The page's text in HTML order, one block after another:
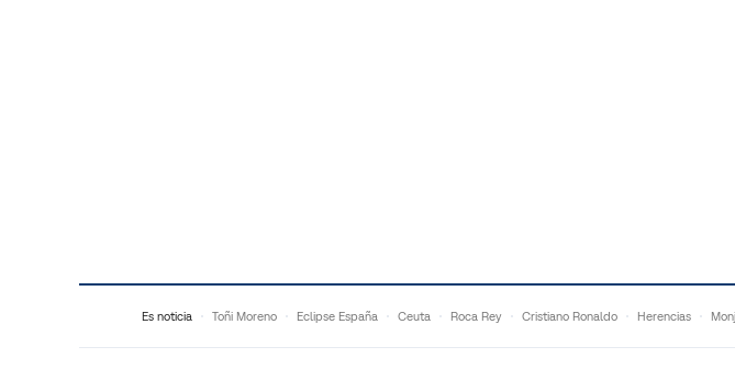
Es noticia Toñi Moreno Eclipse España Ceuta Roca Rey Cristiano Ronaldo Herencias